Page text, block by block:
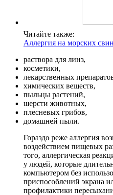
Читайте также:
Аллергия на морских
раствора для линз,
косметики,
лекарственных
химических веществ,
пыльцы растений,
шерсти животных,
плесневых грибов,
домашней пыли.
Гораздо реже аллергия
воздействием пищевых
того, аллергическая
у людей, которые
компьютером без
приспособлений экрана
профилактики